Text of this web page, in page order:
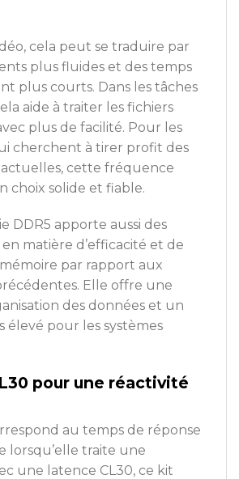
cela peut se traduire par
plus fluides et des temps
plus courts. Dans les tâches
aide à traiter les fichiers
plus de facilité. Pour les
cherchent à tirer profit des
cette fréquence
choix solide et fiable.
DDR5 apporte aussi des
matière d’efficacité et de
par rapport aux
Elle offre une
des données et un
élevé pour les systèmes
pour une réactivité
au temps de réponse
lorsqu’elle traite une
une latence CL30, ce kit